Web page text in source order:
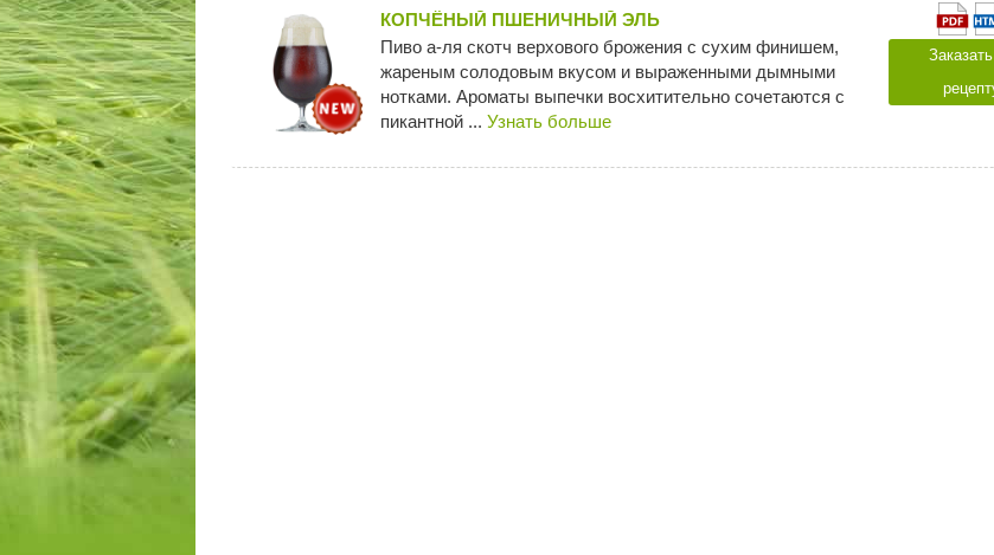
КОПЧЁНЫЙ ПШЕНИЧНЫЙ ЭЛЬ
Пиво а-ля скотч верхового брожения с сухим финишем,
жареным солодовым вкусом и выраженными дымными
нотками. Ароматы выпечки восхитительно сочетаются с
пикантной ... Узнать больше